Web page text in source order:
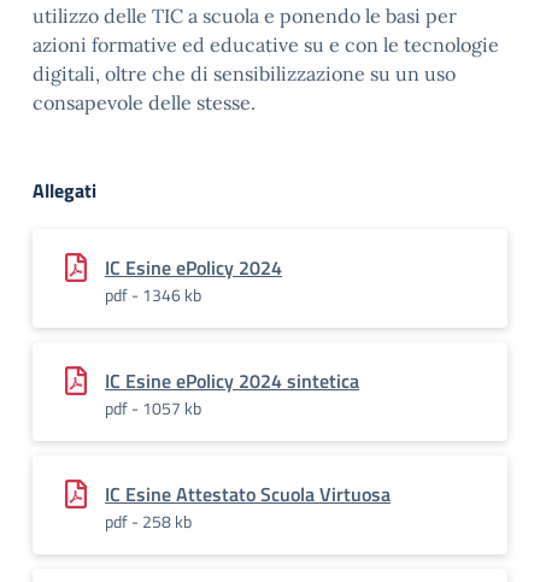
utilizzo delle TIC a scuola e ponendo le basi per
azioni formative ed educative su e con le tecnologie
digitali, oltre che di sensibilizzazione su un uso
consapevole delle stesse.
Allegati
IC Esine ePolicy 2024
pdf - 1346 kb
IC Esine ePolicy 2024 sintetica
pdf - 1057 kb
IC Esine Attestato Scuola Virtuosa
pdf - 258 kb